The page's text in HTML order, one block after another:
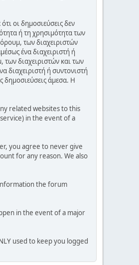
οι δημοσιεύσεις δεν
ή τη χρησιμότητα των
των διαχειριστών
ένα διαχειριστή ή
των διαχειριστών και των
διαχειριστή ή συντονιστή
δημοσιεύσεις άμεσα. Η
related websites to this
in the event of a
you agree to never give
for any reason. We also
the forum
in the event of a major
used to keep you logged